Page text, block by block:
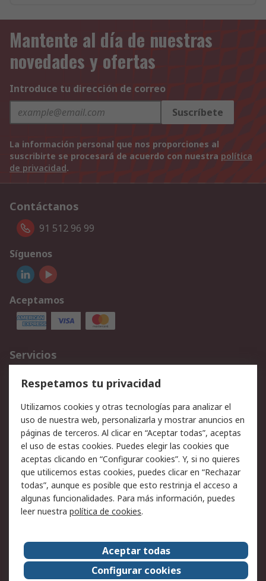
Mantente al día de nuestras
novedades y ofertas
Introduce tu dirección de correo
Suscríbete
La información personal que nos proporciones al
suscribirte se procesará de acuerdo con nuestra política
de privacidad.
Contáctanos
91 512 96 99
Síguenos
Aceptamos
Servicios
Cómo realizar pedidos
Devoluciones
Facturación y pago
Ofertas
Soporte técnico
Legal
Aviso legal
Política de privacidad -
Actualizada
Política sobre cookies
Seguridad de emails
Certificaciones de
Condiciones de venta
Acerca de RS
Acerca de RS RS Group
Respetamos tu privacidad
Utilizamos cookies y otras tecnologías para analizar el
uso de nuestra web, personalizarla y mostrar anuncios en
páginas de terceros. Al clicar en “Aceptar todas”, aceptas
el uso de estas cookies. Puedes elegir las cookies que
aceptas clicando en “Configurar cookies”. Y, si no quieres
que utilicemos estas cookies, puedes clicar en “Rechazar
todas”, aunque es posible que esto restrinja el acceso a
algunas funcionalidades. Para más información, puedes
leer nuestra política de cookies.
Aceptar todas
Configurar cookies